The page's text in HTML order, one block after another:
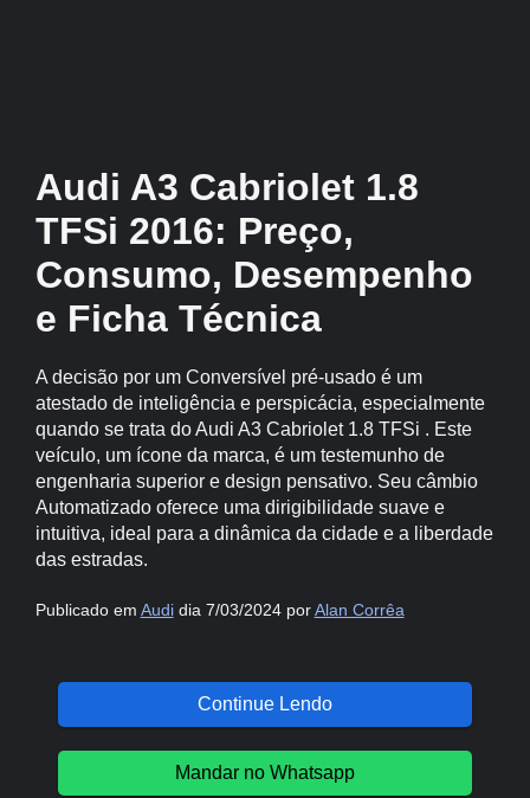
Audi A3 Cabriolet 1.8
TFSi 2016: Preço,
Consumo, Desempenho
e Ficha Técnica
A decisão por um Conversível pré-usado é um
atestado de inteligência e perspicácia, especialmente
quando se trata do Audi A3 Cabriolet 1.8 TFSi . Este
veículo, um ícone da marca, é um testemunho de
engenharia superior e design pensativo. Seu câmbio
Automatizado oferece uma dirigibilidade suave e
intuitiva, ideal para a dinâmica da cidade e a liberdade
das estradas.
Publicado em Audidia 7/03/2024 porAlan Corrêa
Continue Lendo
Mandar no Whatsapp